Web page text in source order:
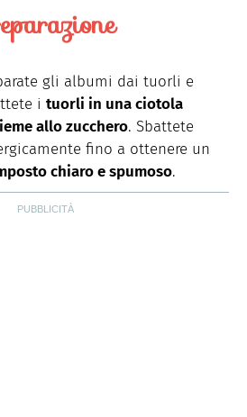
gli albumi dai tuorli e
i tuorli in una ciotola
allo zucchero. Sbattete
fino a ottenere un
chiaro e spumoso.